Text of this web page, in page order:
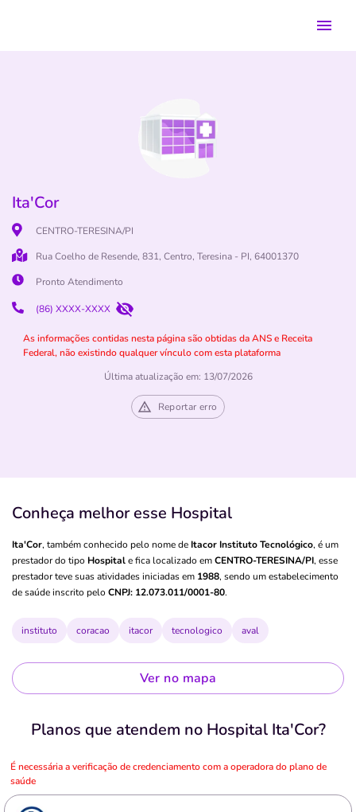
Ita'Cor
CENTRO-TERESINA/PI
Rua Coelho de Resende, 831, Centro, Teresina - PI, 64001370
Pronto Atendimento
(86) XXXX-XXXX
As informações contidas nesta página são obtidas da ANS e Receita
Federal, não existindo qualquer vínculo com esta plataforma
Última atualização em: 13/07/2026
Reportar erro
Conheça melhor esse Hospital
Ita'Cor, também conhecido pelo nome de Itacor Instituto Tecnológico, é um
prestador do tipo Hospitale fica localizado emCENTRO-TERESINA/PI, esse
prestador teve suas atividades iniciadas em 1988, sendo um estabelecimento
de saúde inscrito pelo CNPJ: 12.073.011/0001-80.
instituto coracao itacor tecnologico aval
Ver no mapa
Planos que atendem no Hospital Ita'Cor?
É necessária a verificação de credenciamento com a operadora do plano de
saúde